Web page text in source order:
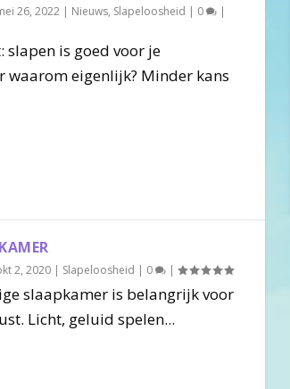
26, 2022| Nieuws, Slapeloosheid | 0 |
slapen is goed voor je
waarom eigenlijk? Minder kans
2, 2020| Slapeloosheid | 0 |
slaapkamer is belangrijk voor
Licht, geluid spelen...